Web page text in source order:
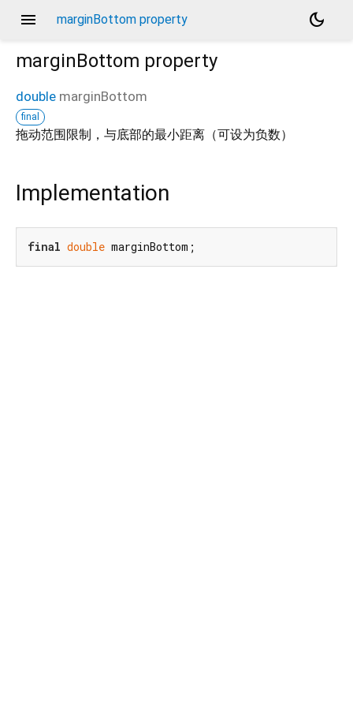
menu marginBottom property
dark_mode
marginBottom property
double marginBottom
final
拖动范围限制，与底部的最小距离（可设为负数）
Implementation
final double marginBottom;